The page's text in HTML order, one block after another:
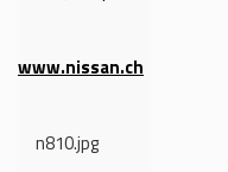
www.nissan.ch
n810.jpg